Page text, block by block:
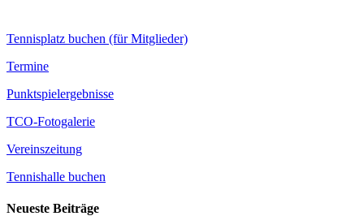
Tennisplatz buchen (für Mitglieder)
Termine
Punktspielergebnisse
TCO-Fotogalerie
Vereinszeitung
Tennishalle buchen
Neueste Beiträge